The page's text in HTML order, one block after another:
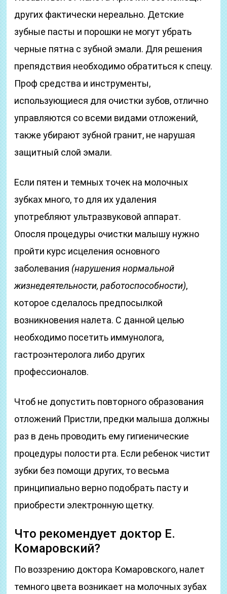
других фактически нереально. Детские
зубные пасты и порошки не могут убрать
черные пятна с зубной эмали. Для решения
препядствия необходимо обратиться к спецу.
Проф средства и инструменты,
использующиеся для очистки зубов, отлично
управляются со всеми видами отложений,
также убирают зубной гранит, не нарушая
защитный слой эмали.
Если пятен и темных точек на молочных
зубках много, то для их удаления
употребляют ультразвуковой аппарат.
Опосля процедуры очистки малышу нужно
пройти курс исцеления основного
заболевания (нарушения нормальной
жизнедеятельности, работоспособности),
которое сделалось предпосылкой
возникновения налета. С данной целью
необходимо посетить иммунолога,
гастроэнтеролога либо других
профессионалов.
Чтоб не допустить повторного образования
отложений Пристли, предки малыша должны
раз в день проводить ему гигиенические
процедуры полости рта. Если ребенок чистит
зубки без помощи других, то весьма
принципиально верно подобрать пасту и
приобрести электронную щетку.
Что рекомендует доктор Е.
Комаровский?
По воззрению доктора Комаровского, налет
темного цвета возникает на молочных зубах